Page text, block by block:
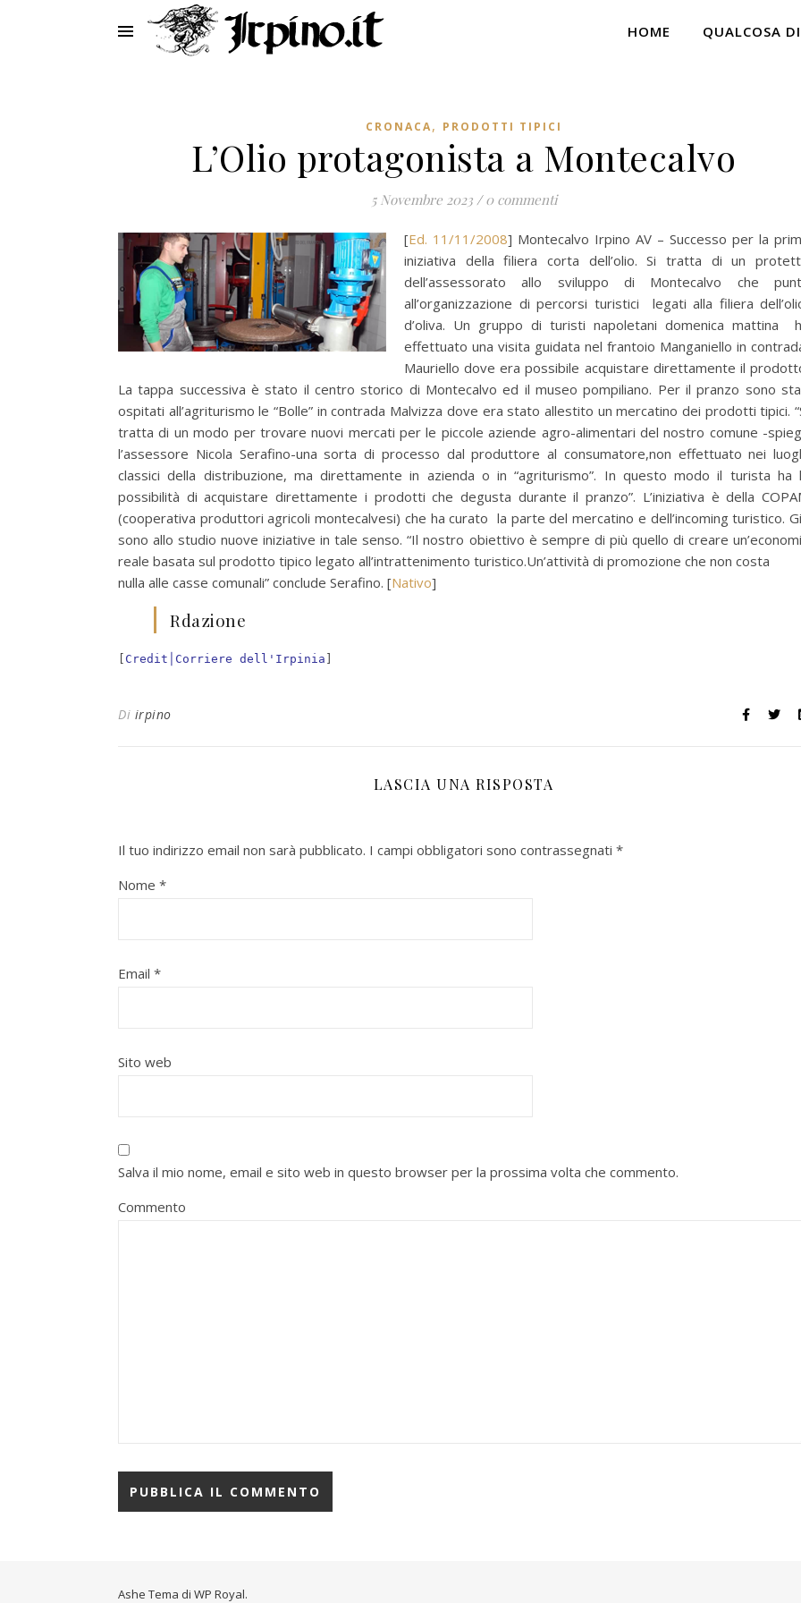
HOME QUALCOSA
CRONACA, PRODOTTI TIPICI
L’Olio protagonista a Montecalvo
5 Novembre 2023 / 0 commenti
[Ed. 11/11/2008] Montecalvo Irpino AV – Successo per la
iniziativa della filiera corta dell’olio. Si tratta di un
dell’assessorato allo sviluppo di Montecalvo che
all’organizzazione di percorsi turistici legati alla filiera
d’oliva. Un gruppo di turisti napoletani domenica mattina
effettuato una visita guidata nel frantoio Manganiello in
Mauriello dove era possibile acquistare direttamente il
La tappa successiva è stato il centro storico di Montecalvo ed il museo pompiliano. Per il pranzo sono
ospitati all’agriturismo le “Bolle” in contrada Malvizza dove era stato allestito un mercatino dei prodotti tipici.
tratta di un modo per trovare nuovi mercati per le piccole aziende agro-alimentari del nostro comune -
l’assessore Nicola Serafino-una sorta di processo dal produttore al consumatore,non effettuato nei
classici della distribuzione, ma direttamente in azienda o in “agriturismo”. In questo modo il turista ha
possibilità di acquistare direttamente i prodotti che degusta durante il pranzo”. L’iniziativa è della
(cooperativa produttori agricoli montecalvesi) che ha curato la parte del mercatino e dell’incoming turistico.
sono allo studio nuove iniziative in tale senso. “Il nostro obiettivo è sempre di più quello di creare
reale basata sul prodotto tipico legato all’intrattenimento turistico.Un’attività di promozione che non costa
nulla alle casse comunali” conclude Serafino. [Nativo]
Rdazione
Credit│Corriere dell'Irpinia
Di irpino
LASCIA UNA RISPOSTA
Il tuo indirizzo email non sarà pubblicato. I campi obbligatori sono contrassegnati *
Nome *
Email *
Sito web
Salva il mio nome, email e sito web in questo browser per la prossima volta che commento.
Commento
Ashe Tema di WP Royal.